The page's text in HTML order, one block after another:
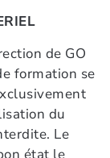
de GO
formation se
du
Le
état le